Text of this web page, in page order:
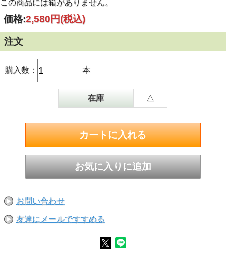
この商品には箱がありません。
価格:2,580円(税込)
注文
購入数： 本
在庫 △
お問い合わせ
友達にメールですすめる